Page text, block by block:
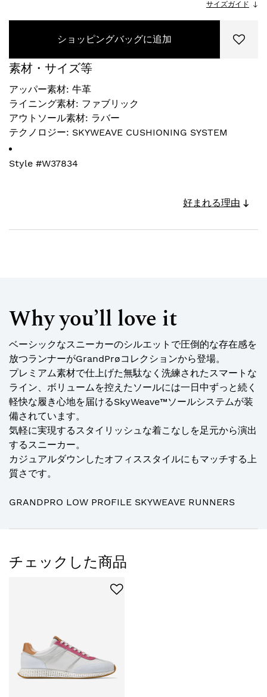
サイズガイド
ショッピングバッグに追加
素材・サイズ等
アッパー素材: 牛革
ライニング素材: ファブリック
アウトソール素材: ラバー
テクノロジー: SKYWEAVE CUSHIONING SYSTEM
Style #W37834
好まれる理由
Why you’ll love it
ベーシックなスニーカーのシルエットで圧倒的な存在感を
放つランナーがGrandPrøコレクションから登場。
プレミアム素材で仕上げた無駄なく洗練されたスマートな
ライン、ボリュームを控えたソールには一日中ずっと続く
軽快な履き心地を届けるSkyWeave™ソールシステムが装
備されています。
気軽に実現するスタイリッシュな着こなしを足元から演出
するスニーカー。
カジュアルダウンしたオフィススタイルにもマッチする上
質さです。
GRANDPRO LOW PROFILE SKYWEAVE RUNNERS
チェックした商品